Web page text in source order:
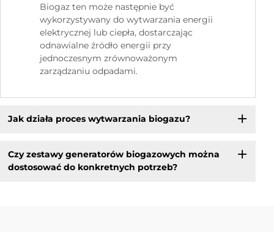
Biogaz ten może następnie być
wykorzystywany do wytwarzania energii
elektrycznej lub ciepła, dostarczając
odnawialne źródło energii przy
jednoczesnym zrównoważonym
zarządzaniu odpadami.
Jak działa proces wytwarzania biogazu?
Czy zestawy generatorów biogazowych można
dostosować do konkretnych potrzeb?